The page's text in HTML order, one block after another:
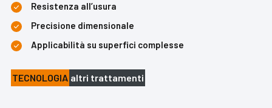
Resistenza all’usura
Precisione dimensionale
Applicabilità su superfici complesse
TECNOLOGIA altri trattamenti